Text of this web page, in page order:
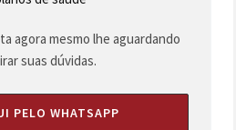
agora mesmo lhe aguardando
suas dúvidas.
PELO WHATSAPP